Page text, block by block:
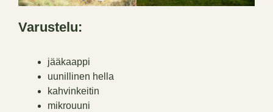
Varustelu:
jääkaappi
uunillinen hella
kahvinkeitin
mikrouuni